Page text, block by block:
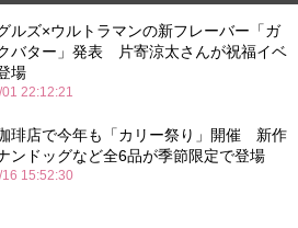
ルズ×ウルトラマンの新フレーバー「ガ
バター」発表 片寄涼太さんが祝福イベ
場
22:12:21
琲店で今年も「カリー祭り」開催 新作
ンドッグなど全6品が季節限定で登場
15:52:30